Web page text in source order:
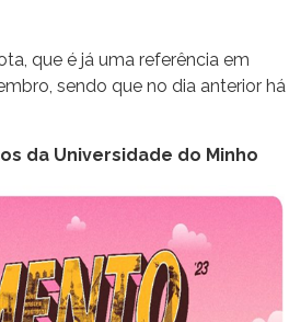
que é já uma referência em
sendo que no dia anterior há
da Universidade do Minho